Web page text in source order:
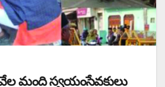
మంది స్వయంసేవకులు